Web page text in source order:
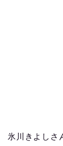
氷川きよしさ